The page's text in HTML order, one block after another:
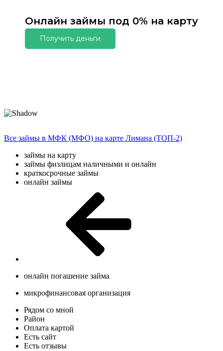
Онлайн займы под 0% на карту
Получить деньги
Все займы в МФК (МФО) на карте Лимана (ТОП-2)
займы на карту
займы физлицам наличными и онлайн
краткосрочные займы
онлайн займы
онлайн погашение займа
микрофинансовая организация
Рядом со мной
Район
Оплата картой
Есть сайт
Есть отзывы